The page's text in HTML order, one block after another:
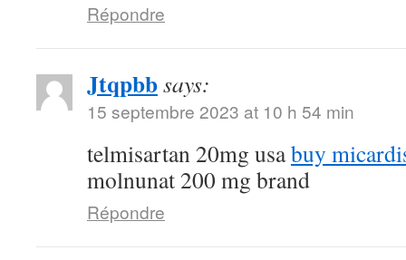
Répondre
Jtqpbbsays:
15 septembre 2023 at 10 h 54 min
telmisartan 20mg usabuy
molnunat 200 mg brand
Répondre